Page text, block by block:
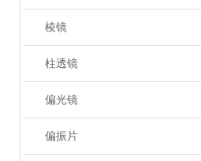
棱镜
柱透镜
偏光镜
偏振片